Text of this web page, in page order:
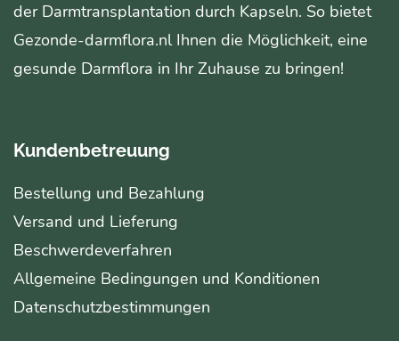
der Darmtransplantation durch Kapseln. So bietet
Gezonde-darmflora.nl Ihnen die Möglichkeit, eine
gesunde Darmflora in Ihr Zuhause zu bringen!
Kundenbetreuung
Bestellung und Bezahlung
Versand und Lieferung
Beschwerdeverfahren
Allgemeine Bedingungen und Konditionen
Datenschutzbestimmungen